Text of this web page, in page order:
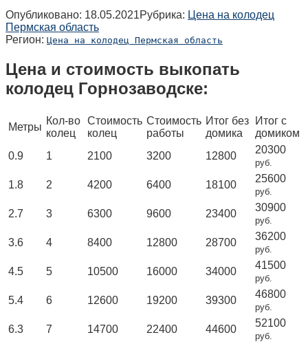
Опубликовано: 18.05.2021Рубрика: Цена на колодец
Пермская область
Регион: Цена на колодец Пермская область
Цена и стоимость выкопать
колодец Горнозаводске:
Метры
Кол-во
колец
Стоимость
колец
Стоимость
работы
Итог без
домика
Итог с
домиком
0.9
1 2100 3200 12800
20300
руб.
1.8 2 4200 6400 18100
25600
руб.
2.7 3 6300 9600 23400
30900
руб.
3.6 4 8400 12800 28700
36200
руб.
4.5 5 10500 16000 34000
41500
руб.
5.4 6 12600 19200 39300
46800
руб.
6.3 7 14700 22400 44600
52100
руб.